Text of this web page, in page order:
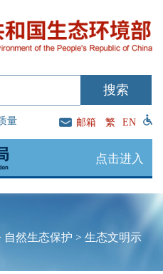
量 邮箱 繁 EN
点击进入
自然生态保护 > 生态文明示